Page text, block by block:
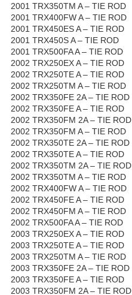
2001 TRX350TM A – TIE ROD
2001 TRX400FW A – TIE ROD
2001 TRX450ES A – TIE ROD
2001 TRX450S A – TIE ROD
2001 TRX500FA A – TIE ROD
2002 TRX250EX A – TIE ROD
2002 TRX250TE A – TIE ROD
2002 TRX250TM A – TIE ROD
2002 TRX350FE 2A – TIE ROD
2002 TRX350FE A – TIE ROD
2002 TRX350FM 2A – TIE ROD
2002 TRX350FM A – TIE ROD
2002 TRX350TE 2A – TIE ROD
2002 TRX350TE A – TIE ROD
2002 TRX350TM 2A – TIE ROD
2002 TRX350TM A – TIE ROD
2002 TRX400FW A – TIE ROD
2002 TRX450FE A – TIE ROD
2002 TRX450FM A – TIE ROD
2002 TRX500FA A – TIE ROD
2003 TRX250EX A – TIE ROD
2003 TRX250TE A – TIE ROD
2003 TRX250TM A – TIE ROD
2003 TRX350FE 2A – TIE ROD
2003 TRX350FE A – TIE ROD
2003 TRX350FM 2A – TIE ROD